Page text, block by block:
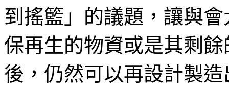
到搖籃」的議題，讓與
保再生的物資或是其剩
後，仍然可以再設計製